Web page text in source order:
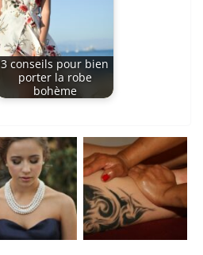
3 conseils pour bien
porter la robe
bohème